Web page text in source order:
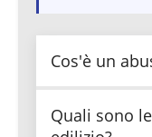
Cos'è un
L'abuso edilizio
nella
Quali sono